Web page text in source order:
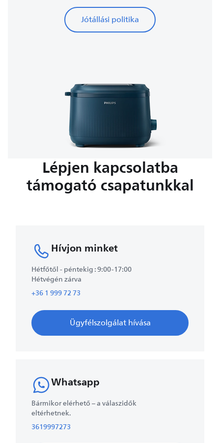
Jótállási politika
Lépjen kapcsolatba
támogató csapatunkkal
Hívjon minket
Hétfőtől - péntekig : 9:00-17:00
Hétvégén zárva
+36 1 999 72 73
Ügyfélszolgálat hívása
Whatsapp
Bármikor elérhető – a válaszidők
eltérhetnek.
3619997273